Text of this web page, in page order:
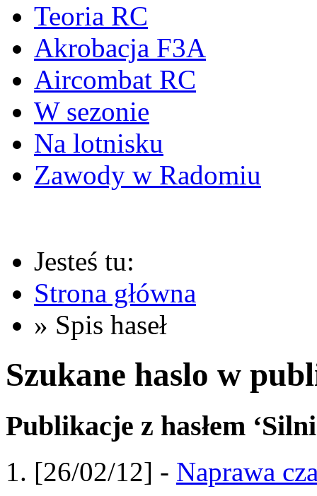
Teoria RC
Akrobacja F3A
Aircombat RC
W sezonie
Na lotnisku
Zawody w Radomiu
Jesteś tu:
Strona główna
» Spis haseł
Szukane haslo w
Publikacje z hasłem
[26/02/12] - Naprawa